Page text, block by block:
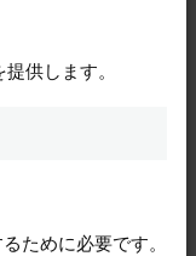
供します。
ために必要です。